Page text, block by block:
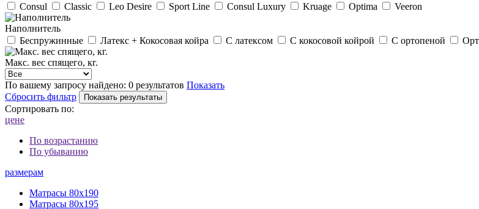
Consul
Classic Leo Desire Sport Line Consul Luxury Kruage Optima Veeron
Наполнитель
Беспружинные
Латекс + Кокосовая койра С латексом С кокосовой койрой С ортопеной
Макс. вес спящего, кг.
По вашему запросу найдено: 0 результатов Показать
Сбросить фильтр
Сортировать по:
цене
По возрастанию
По убыванию
размерам
Матрасы 80х190
Матрасы 80х195